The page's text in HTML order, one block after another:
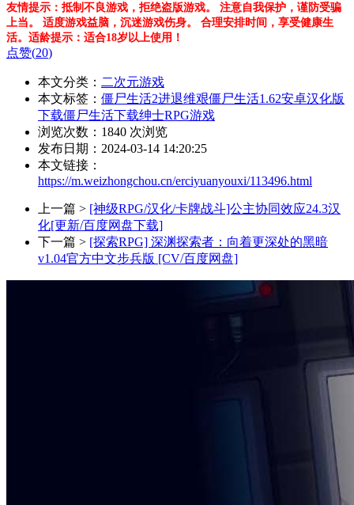
友情提示：抵制不良游戏，拒绝盗版游戏。 注意自我保护，谨防受骗
上当。 适度游戏益脑，沉迷游戏伤身。 合理安排时间，享受健康生
活。适龄提示：适合18岁以上使用！
点赞(20)
本文分类： 二次元游戏
本文标签： 僵尸生活2进退维艰僵尸生活1.62安卓汉化版
下载僵尸生活下载绅士RPG游戏
浏览次数： 1840 次浏览
发布日期：2024-03-14 14:20:25
本文链接：
https://m.weizhongchou.cn/erciyuanyouxi/113496.html
上一篇 > [神级RPG/汉化/卡牌战斗]公主协同效应24.3汉
化[更新/百度网盘下载]
下一篇 > [探索RPG] 深渊探索者：向着更深处的黑暗
v1.04官方中文步兵版 [CV/百度网盘]